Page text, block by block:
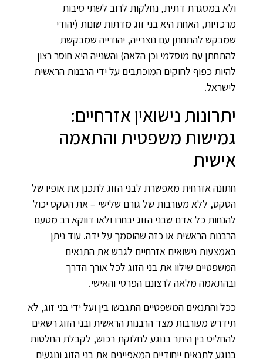
ולא במסגרת דתית, נחלקות לרוב לשתי סיבות
מרכזיות, האחת היא בני זוג מדתות שונות (יהודי
שמבקש להתחתן עם נוצרייה, יהודייה שמבקשת
להתחתן עם מוסלמי וכן הלאה) והשנייה היא חוסר רצון
להיות כפוף לחוקים המוכתבים על ידי הרבנות הראשית
לישראל.
יתרונות נישואין אזרחיים:
גמישות משפטית והתאמה
אישית
חתונה אזרחית מאפשרת לבני הזוג לתכנן את אופיו של
הטקס, ללא מעורבות של גורם שלישי – את הטקס יכול
להנחות כל אדם שבני הזוג יבחרו ולאו דווקא רב מטעם
הרבנות הראשית או כזה שהוסמך על ידה. עוד ניתן
באמצעות נישואים אזרחיים לגבש את התנאים
המשפטיים שילוו את בני הזוג לכל אורך הדרך
ובהתאמה מלאה לרצונם הפרטי והאישי.
ככל והתנאים המשפטיים התגבשו בין ועל ידי בני זוג, לא
תידרש מעורבות מצד הרבנות הראשית ובני הזוג רשאים
להחליט בין היתר בנוגע לחלוקת רכוש, לקבלת החלטות
בנוגע לתנאים ייחודיים המאפיינים את בני הזוג ונוגעים